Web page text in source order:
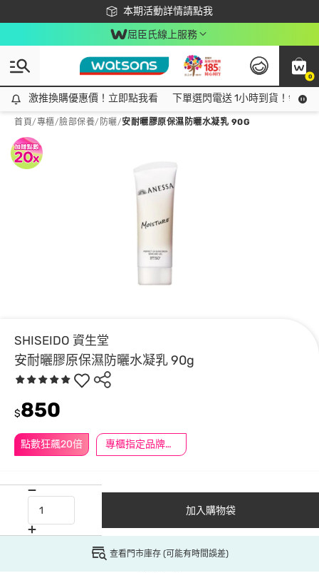
本期活動詳情請點我
下載app最高回饋$350
屈臣氏線上服務
0
激推換購優惠價！立即點我看
激推換購優惠價！立即點我看 下單選閃電送 1小時到貨！領神
首頁/專櫃/臉部保養/ 防曬/安耐曬膠原保濕防曬水凝乳 90G
SHISEIDO 資生堂
安耐曬膠原保濕防曬水凝乳 90g
點數狂飆20倍 專櫃指定品牌滿2000送$200
$850
加入購物袋
查看門市庫存 (可能有時間誤差)